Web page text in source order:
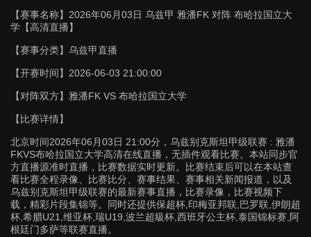
【赛事名称】 2026年06月03日 乌兹甲 雅潘FK 对阵 布哈拉国立大
学【高清直播】
【赛事分类】 乌兹甲直播
【开赛时间】 2026-06-03 21:00:00
【对阵双方】 雅潘FK VS 布哈拉国立大学
【比赛详情】
北京时间2026年06月03日 21:00分，乌兹别克斯坦甲级联赛 : 雅潘
FKVS布哈拉国立大学高清在线直播，无插件观看比赛。本站同步官
方直播源准时直播，比赛数据实时更新。比赛结束后可以在本站查
看比赛全程录像、比赛比分、赛事结果、赛事相关新闻报道，以及
乌兹别克斯坦甲级联赛的最新赛事直播，比赛录像，比赛视频下
载，精彩片段集锦等。同时还提供保超杯,印梅亚邦联,巴罗联,伊朗超
杯,希腊U21,维亚杯,瑞U19,波兰超級杯,西班牙公主杯,泰国锦标赛,阿
根廷门多萨等联赛直播。